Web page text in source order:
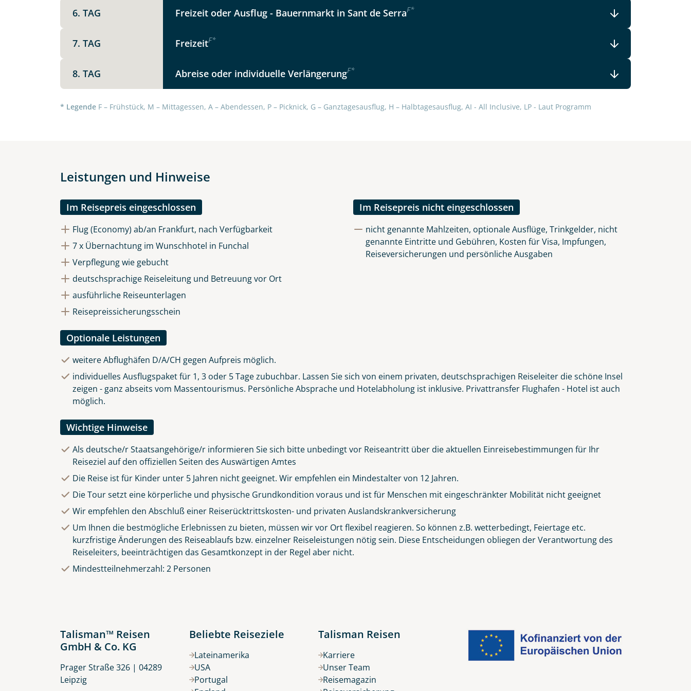
Küste von Madeira nahe Santana
© Rulan - stock.adobe.com
6. TAG Freizeit oder Ausflug - Bauernmarkt in Sant de SerraF*
7. TAG FreizeitF*
8. TAG Abreise oder individuelle VerlängerungF*
* Legende F – Frühstück, M – Mittagessen, A – Abendessen, P – Picknick, G – Ganztagesausflug, H – Halbtagesausflug, AI - All Inclusive, LP - Laut Programm
Leistungen und Hinweise
Im Reisepreis eingeschlossen
Flug (Economy) ab/an Frankfurt, nach Verfügbarkeit
7 x Übernachtung im Wunschhotel in Funchal
Verpflegung wie gebucht
deutschsprachige Reiseleitung und Betreuung vor Ort
ausführliche Reiseunterlagen
Reisepreissicherungsschein
Im Reisepreis nicht eingeschlossen
nicht genannte Mahlzeiten, optionale Ausflüge, Trinkgelder, nicht
genannte Eintritte und Gebühren, Kosten für Visa, Impfungen,
Reiseversicherungen und persönliche Ausgaben
Optionale Leistungen
weitere Abflughäfen D/A/CH gegen Aufpreis möglich.
individuelles Ausflugspaket für 1, 3 oder 5 Tage zubuchbar. Lassen Sie sich von einem privaten, deutschsprachigen Reiseleiter die schöne Insel
zeigen - ganz abseits vom Massentourismus. Persönliche Absprache und Hotelabholung ist inklusive. Privattransfer Flughafen - Hotel ist auch
möglich.
Wichtige Hinweise
Als deutsche/r Staatsangehörige/r informieren Sie sich bitte unbedingt vor Reiseantritt über die aktuellen Einreisebestimmungen für Ihr
Reiseziel auf den offiziellen Seiten des Auswärtigen Amtes
Die Reise ist für Kinder unter 5 Jahren nicht geeignet. Wir empfehlen ein Mindestalter von 12 Jahren.
Die Tour setzt eine körperliche und physische Grundkondition voraus und ist für Menschen mit eingeschränkter Mobilität nicht geeignet
Wir empfehlen den Abschluß einer Reiserücktrittskosten- und privaten Auslandskrankversicherung
Um Ihnen die bestmögliche Erlebnissen zu bieten, müssen wir vor Ort flexibel reagieren. So können z.B. wetterbedingt, Feiertage etc.
kurzfristige Änderungen des Reiseablaufs bzw. einzelner Reiseleistungen nötig sein. Diese Entscheidungen obliegen der Verantwortung des
Reiseleiters, beeinträchtigen das Gesamtkonzept in der Regel aber nicht.
Mindestteilnehmerzahl: 2 Personen
Datenschutz & Transparenz ist uns sehr wichtig!
Die Anfrage wird via SSL verschlüsselt an unseren Server geschickt. Mit Absenden des Formulars, erklären Sie, dass Sie die
Talisman™ Reisen
GmbH & Co. KG
Prager Straße 326 | 04289
Leipzig
Beliebte Reiseziele
Lateinamerika
USA
Portugal
Talisman Reisen
Karriere
Unser Team
Reisemagazin